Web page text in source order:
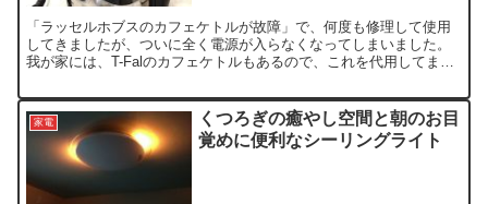
「ラッセルホブスのカフェケトルが故障」で、何度も修理して使用
してきましたが、ついに全く電源が入らなくなってしまいました。
我が家には、T-Falのカフェケトルもあるので、これを代用してまし
家電
くつろぎの癒やし空間と朝のお目
覚めに便利なシーリングライト